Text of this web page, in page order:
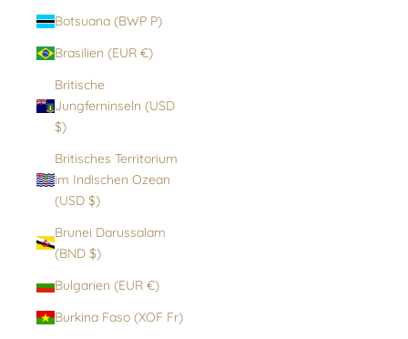
Botsuana (BWP P)
Brasilien (EUR €)
Britische
Jungferninseln (USD
$)
Britisches Territorium
im Indischen Ozean
(USD $)
Brunei Darussalam
(BND $)
Bulgarien (EUR €)
Burkina Faso (XOF Fr)